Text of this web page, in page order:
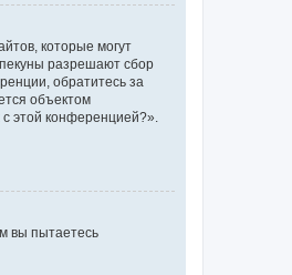
которые могут
разрешают сбор
обратитесь за
объектом
этой конференцией?».
вы пытаетесь